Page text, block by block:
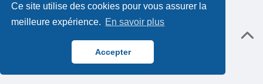
Ce site utilise des cookies pour vous assurer la
meilleure expérience. En savoir plus
Accepter